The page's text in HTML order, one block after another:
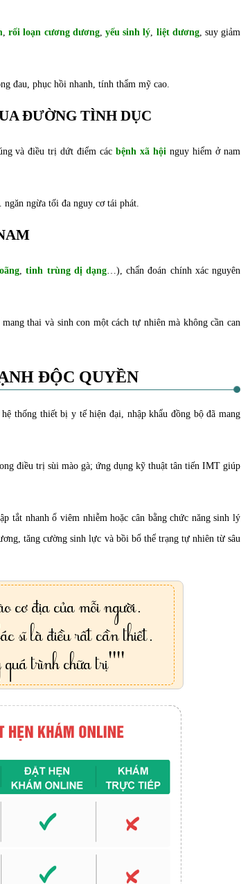
,rối loạn cương dương, yếu sinh lý, liệt dương, suy giảm
đau, phục hồi nhanh, tính thẩm mỹ cao.
ĐƯỜNG TÌNH DỤC
và điều trị dứt điểm cácbệnh xã hội nguy hiểm ở nam
ngừa tối đa nguy cơ tái phát.
,tinh trùng dị dạng…), chẩn đoán chính xác nguyên
thai và sinh con một cách tự nhiên mà không cần can
ĐỘC QUYỀN
thống thiết bị y tế hiện đại, nhập khẩu đồng bộ đã mang
điều trị sùi mào gà; ứng dụng kỹ thuật tân tiến IMT giúp
tắt nhanh ổ viêm nhiễm hoặc cân bằng chức năng sinh lý
tăng cường sinh lực và bồi bổ thể trạng tự nhiên từ sâu
cơ địa của mỗi người.
sĩ là điều rất cần thiết.
trình chữa trị""